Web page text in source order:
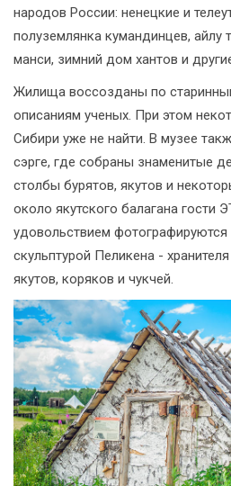
народов России: ненецкие и
полуземлянка кумандинцев, айлу
манси, зимний дом хантов и
Жилища воссозданы по
описаниям ученых. При этом
Сибири уже не найти. В музее
сэрге, где собраны знаменитые
столбы бурятов, якутов и
около якутского балагана гости
удовольствием фотографируются
скульптурой Пеликена -
якутов, коряков и чукчей.